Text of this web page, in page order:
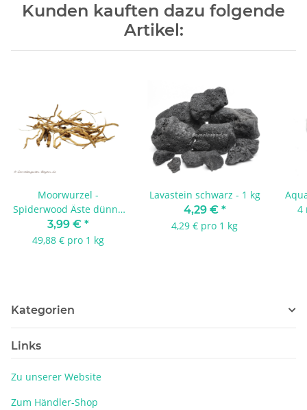
Kunden kauften dazu folgende
Artikel:
Moorwurzel -
Spiderwood Äste dünn -
80 g
3,99 € *
49,88 € pro 1 kg
Lavastein schwarz - 1 kg
4,29 € *
4,29 € pro 1 kg
4
Kategorien
Links
Zu unserer Website
Zum Händler-Shop